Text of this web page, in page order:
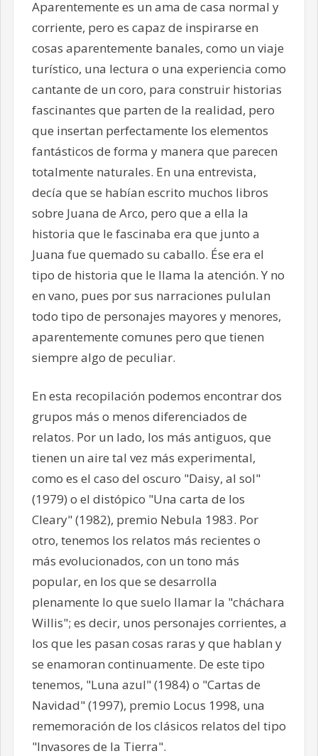
Aparentemente es un ama de casa normal y
corriente, pero es capaz de inspirarse en
cosas aparentemente banales, como un viaje
turístico, una lectura o una experiencia como
cantante de un coro, para construir historias
fascinantes que parten de la realidad, pero
que insertan perfectamente los elementos
fantásticos de forma y manera que parecen
totalmente naturales. En una entrevista,
decía que se habían escrito muchos libros
sobre Juana de Arco, pero que a ella la
historia que le fascinaba era que junto a
Juana fue quemado su caballo. Ése era el
tipo de historia que le llama la atención. Y no
en vano, pues por sus narraciones pululan
todo tipo de personajes mayores y menores,
aparentemente comunes pero que tienen
siempre algo de peculiar.
En esta recopilación podemos encontrar dos
grupos más o menos diferenciados de
relatos. Por un lado, los más antiguos, que
tienen un aire tal vez más experimental,
como es el caso del oscuro "Daisy, al sol"
(1979) o el distópico "Una carta de los
Cleary" (1982), premio Nebula 1983. Por
otro, tenemos los relatos más recientes o
más evolucionados, con un tono más
popular, en los que se desarrolla
plenamente lo que suelo llamar la "cháchara
Willis"; es decir, unos personajes corrientes, a
los que les pasan cosas raras y que hablan y
se enamoran continuamente. De este tipo
tenemos, "Luna azul" (1984) o "Cartas de
Navidad" (1997), premio Locus 1998, una
rememoración de los clásicos relatos del tipo
"Invasores de la Tierra".